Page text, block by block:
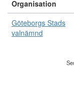
Organisation
Göteborgs Stads
valnämnd